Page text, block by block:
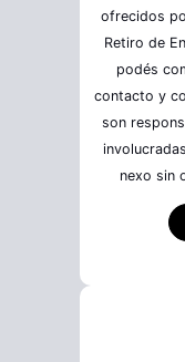
ofrecidos
Retiro de
podés
contacto y
son
nexo sin